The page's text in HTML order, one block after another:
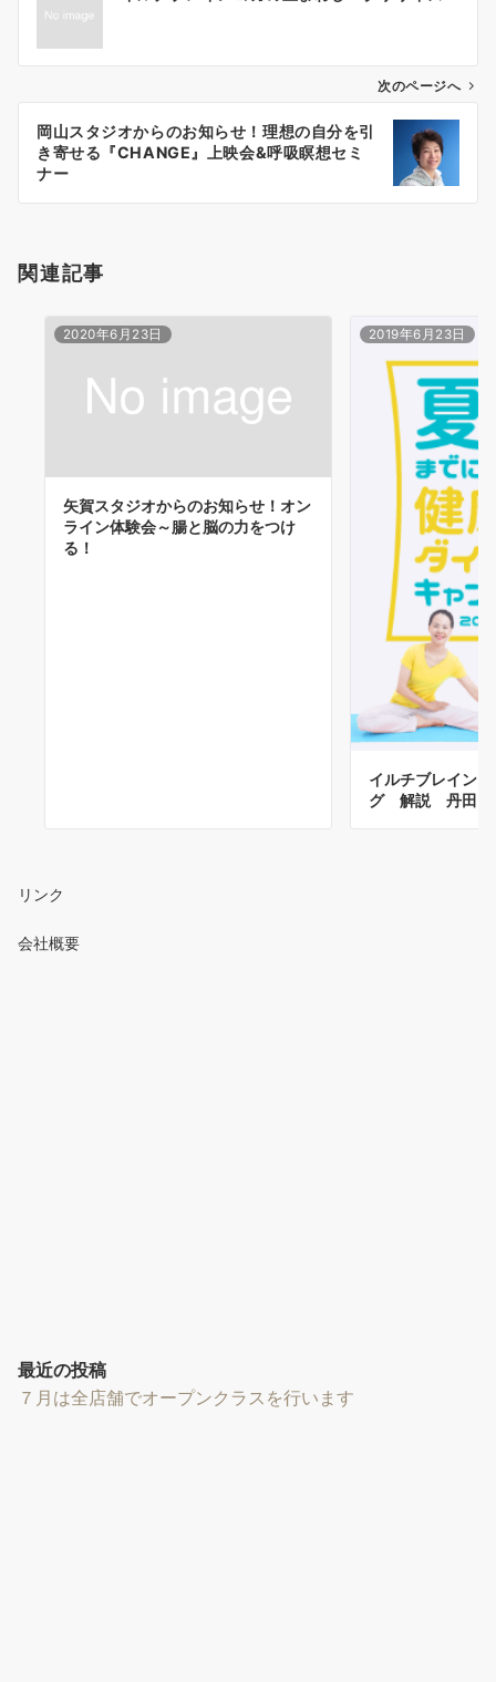
ビ
ン
次のページへ
岡山スタジオからのお知らせ！理想の自分を引
き寄せる『CHANGE』上映会&呼吸瞑想セミ
ナー
関連記事
2020年6月23日
矢賀スタジオからのお知らせ！オン
ライン体験会～腸と脳の力をつけ
る！
2019年6月23日
イルチブレイン
グ 解説 丹田に
リンク
会社概要
最近の投稿
７月は全店舗でオープンクラスを行います